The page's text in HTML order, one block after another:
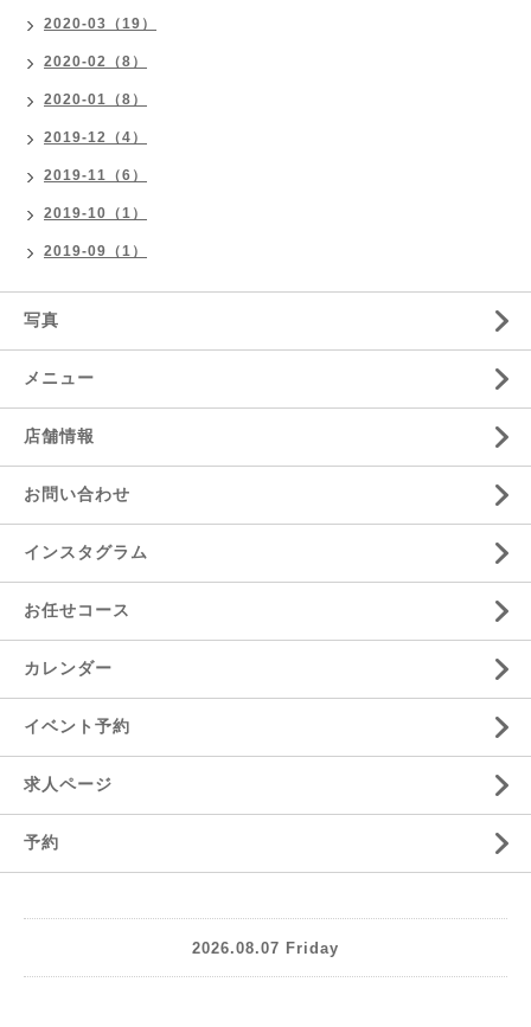
2020-03（19）
2020-02（8）
2020-01（8）
2019-12（4）
2019-11（6）
2019-10（1）
2019-09（1）
写真
メニュー
店舗情報
お問い合わせ
インスタグラム
お任せコース
カレンダー
イベント予約
求人ページ
予約
2026.08.07 Friday